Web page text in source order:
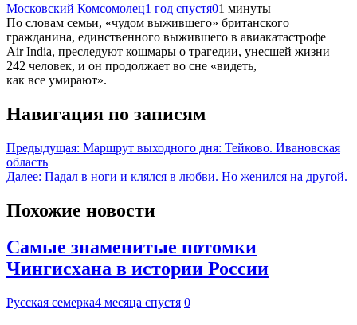
Московский Комсомолец1 год спустя01 минуты
По словам семьи, «чудом выжившего» британского
гражданина, единственного выжившего в авиакатастрофе
Air India, преследуют кошмары о трагедии, унесшей жизни
242 человек, и он продолжает во сне «видеть,
как все умирают».
Навигация по записям
Предыдущая: Маршрут выходного дня: Тейково. Ивановская
область
Далее: Падал в ноги и клялся в любви. Но женился на другой.
Похожие новости
Самые знаменитые потомки
Чингисхана в истории России
Русская семерка4 месяца спустя 0